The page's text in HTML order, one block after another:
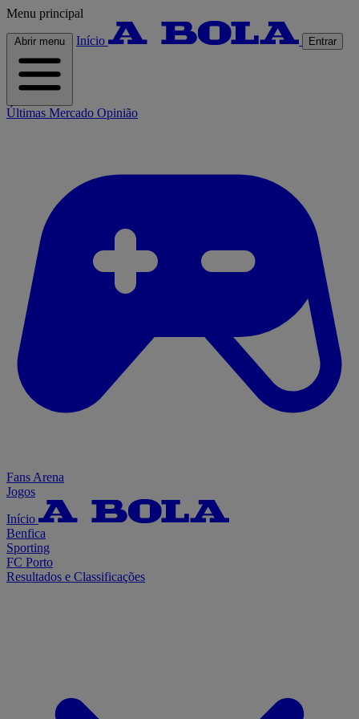
Menu principal
Abrir menu Início Entrar
Últimas Mercado Opinião
Fans Arena
Jogos
Início
Benfica
Sporting
FC Porto
Resultados e Classificações